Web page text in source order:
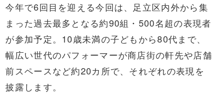
今年で6回目を迎える今回は、足立区内外から集
まった過去最多となる約90組・500名超の表現者
が参加予定。10歳未満の子どもから80代まで、
幅広い世代のパフォーマーが商店街の軒先や店舗
前スペースなど約20カ所で、それぞれの表現を
披露します。